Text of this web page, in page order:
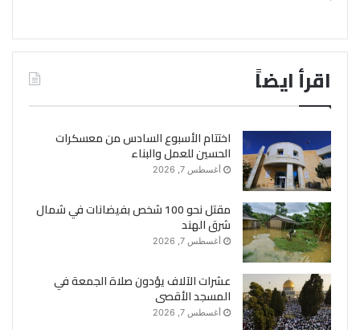
اقرأ ايضاً
اختتام الأسبوع السادس من معسكرات
الحسين للعمل والبناء
أغسطس 7, 2026
مقتل نحو 100 شخص بفيضانات في شمال
شرق الهند
أغسطس 7, 2026
عشرات الآلاف يؤدون صلاة الجمعة في
المسجد الأقصى
أغسطس 7, 2026